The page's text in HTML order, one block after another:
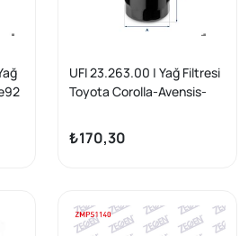
UFI 23.263.00 | Yağ Filtresi
Toyota Corolla-Avensis-
C-HR 88-22
₺170,30